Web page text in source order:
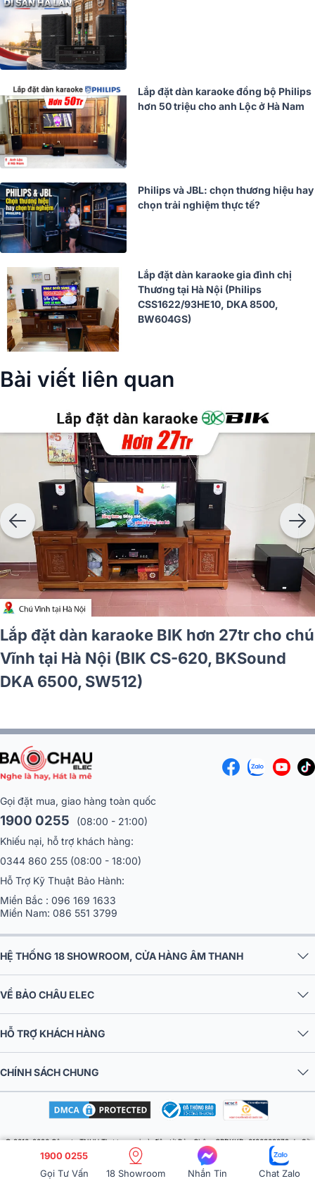
Lắp đặt dàn karaoke đồng bộ Philips
hơn 50 triệu cho anh Lộc ở Hà Nam
Philips và JBL: chọn thương hiệu hay
chọn trải nghiệm thực tế?
Lắp đặt dàn karaoke gia đình chị
Thương tại Hà Nội (Philips
CSS1622/93HE10, DKA 8500,
BW604GS)
Bài viết liên quan
Lắp đặt dàn karaoke BIK hơn 27tr cho chú
Vĩnh tại Hà Nội (BIK CS-620, BKSound
DKA 6500, SW512)
Gọi đặt mua, giao hàng toàn quốc
1900 0255
(08:00 - 21:00)
Khiếu nại, hỗ trợ khách hàng:
0344 860 255 (08:00 - 18:00)
Hỗ Trợ Kỹ Thuật Bảo Hành:
Miền Bắc : 096 169 1633
Miền Nam: 086 551 3799
HỆ THỐNG 18 SHOWROOM, CỬA HÀNG ÂM THANH
VỀ BẢO CHÂU ELEC
HỖ TRỢ KHÁCH HÀNG
CHÍNH SÁCH CHUNG
© 2016-2026 Công ty TNHH Thương mại và điện tử Bảo Châu. GPDKKD: 0106303879 do Sở
KH & ĐT TP.HN cấp ngày 10/09/2013. Địa chỉ: Tầng 6, tòa nhà MD Complex, số 68 Nguyễn Cơ
Thạch, Phường Từ Liêm, Thành phố Hà Nội, Việt Nam. Điện thoại: 024 730 10 255. Email:
1900 0255
Gọi Tư Vấn
18 Showroom Nhắn Tin Chat Zalo